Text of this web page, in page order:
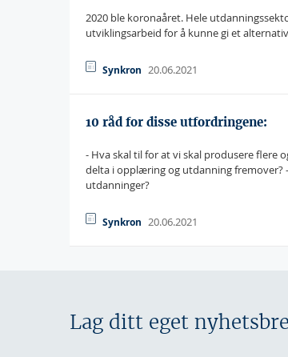
2020 ble koronaåret. Hele
utviklingsarbeid for å kunne gi et
Synkron 20.06.2021
10 råd for disse utfordringene:
- Hva skal til for at vi skal produsere flere
delta i opplæring og utdanning fremover?
utdanninger?
Synkron 20.06.2021
Lag ditt eget